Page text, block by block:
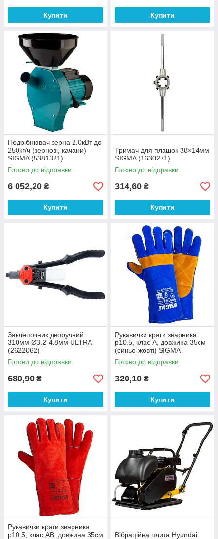
Купити Купити
Подрібнювач зерна 2.0кВт до
250кг/ч (зернові, качани)
SIGMA (5381321)
Готово до відправки
6 052,20 ₴
Купити
Тримач для плашок 38×14мм
SIGMA (1630271)
Готово до відправки
314,60 ₴
Купити
Заклепочник дворучний
310мм Ø3.2-4.8мм ULTRA
(2622062)
Готово до відправки
680,90 ₴
Купити
Рукавички краги зварника
р10.5, клас А, довжина 35см
(синьо-жовті) SIGMA
(9449321)
Готово до відправки
320,10 ₴
Купити
Рукавички краги зварника
р10.5, клас АВ, довжина 35см
Вібраційна плита Hyundai